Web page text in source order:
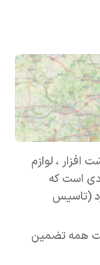
، لوازم
است که
(تاسیس
همه تضمین